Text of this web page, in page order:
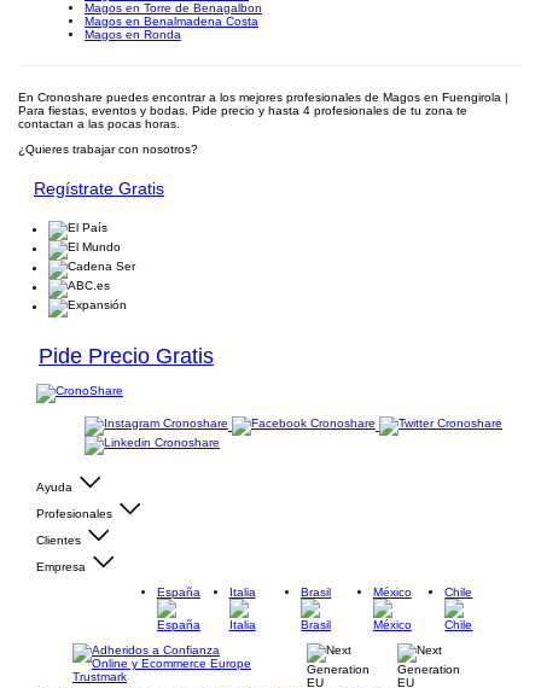
Magos en Torre de Benagalbon
Magos en Benalmadena Costa
Magos en Ronda
En Cronoshare puedes encontrar a los mejores profesionales de Magos en Fuengirola |
Para fiestas, eventos y bodas. Pide precio y hasta 4 profesionales de tu zona te
contactan a las pocas horas.
¿Quieres trabajar con nosotros?
Regístrate Gratis
Pide Precio Gratis
Ayuda
Profesionales
Clientes
Empresa
España
Italia Brasil México Chile